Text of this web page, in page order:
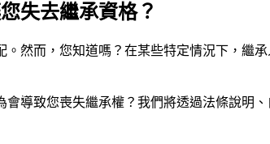
失去繼承資格？
然而，您知道嗎？在某些特定情況下，繼
導致您喪失繼承權？我們將透過法條說明